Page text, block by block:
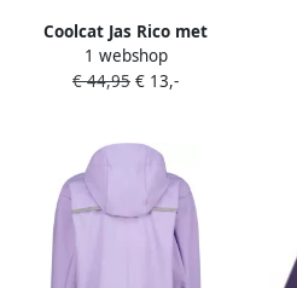
Coolcat Jas Rico met
borduursel paars
1 webshop
€ 44,95 € 13,-